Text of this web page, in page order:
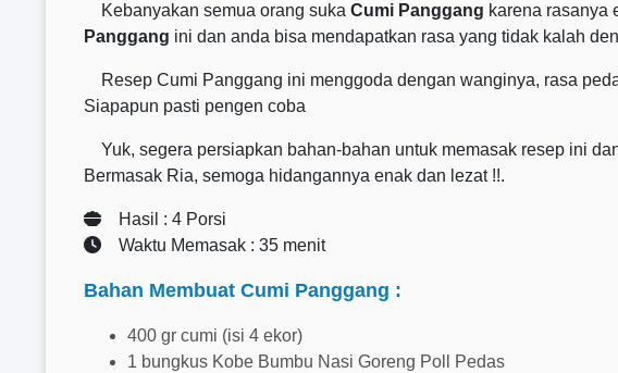
Kebanyakan semua orang suka Cumi Panggang karena rasanya
Panggang ini dan anda bisa mendapatkan rasa yang tidak kalah
Resep Cumi Panggang ini menggoda dengan wanginya, rasa
Siapapun pasti pengen coba
Yuk, segera persiapkan bahan-bahan untuk memasak resep ini
Bermasak Ria, semoga hidangannya enak dan lezat !!.
Hasil : 4 Porsi
Waktu Memasak : 35 menit
Bahan Membuat Cumi Panggang :
400 gr cumi (isi 4 ekor)
1 bungkus Kobe Bumbu Nasi Goreng Poll Pedas